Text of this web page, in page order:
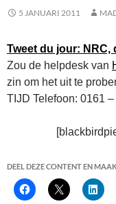
5 JANUARI 2011
Tweet du jour: NRC,
Zou de helpdesk van
zin om het uit te
TIJD Telefoon: 0161
DEEL DEZE CONTENT EN